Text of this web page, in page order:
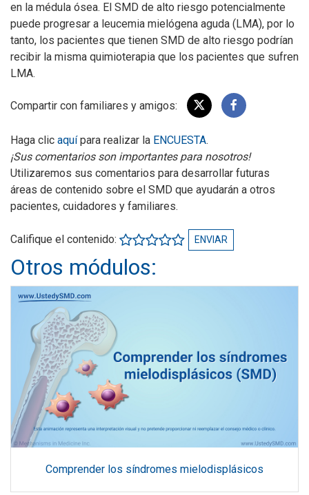
en la médula ósea. El SMD de alto riesgo potencialmente
puede progresar a leucemia mielógena aguda (LMA), por lo
tanto, los pacientes que tienen SMD de alto riesgo podrían
recibir la misma quimioterapia que los pacientes que sufren
LMA.
Compartir con familiares y amigos:
Haga clic aquípara realizar la ENCUESTA.
¡Sus comentarios son importantes para nosotros!
Utilizaremos sus comentarios para desarrollar futuras
áreas de contenido sobre el SMD que ayudarán a otros
pacientes, cuidadores y familiares.
Califique el contenido: ENVIAR
Otros módulos:
Comprender los síndromes mielodisplásicos